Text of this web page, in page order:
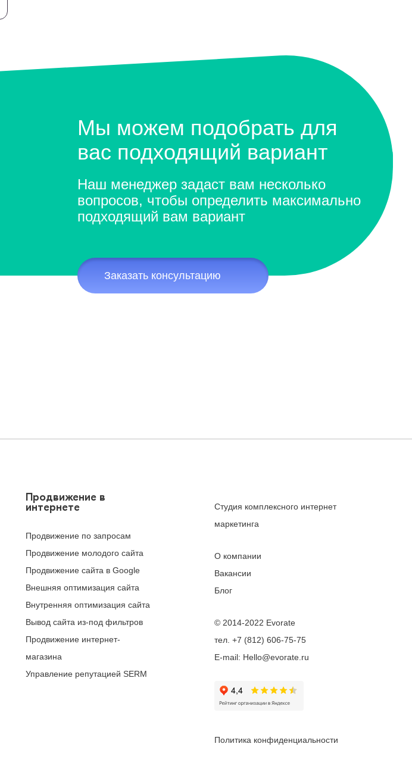
Мы можем подобрать для
вас подходящий вариант
Наш менеджер задаст вам несколько
вопросов, чтобы определить максимально
подходящий вам вариант
Заказать консультацию
Продвижение в
интернете
Продвижение по запросам
Продвижение молодого сайта
Продвижение сайта в Google
Внешняя оптимизация сайта
Внутренняя оптимизация сайта
Вывод сайта из-под фильтров
Продвижение интернет-
магазина
Управление репутацией SERM
Студия комплексного интернет
маркетинга
О компании
Вакансии
Блог
© 2014-2022 Evorate
тел. +7 (812) 606-75-75
E-mail: Hello@evorate.ru
Политика конфиденциальности